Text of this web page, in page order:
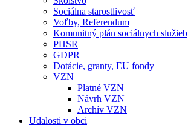
Sociálna starostlivosť
Voľby, Referendum
Komunitný plán sociálnych služieb
PHSR
GDPR
Dotácie, granty, EU fondy
VZN
Platné VZN
Návrh VZN
Archív VZN
Udalosti v obci